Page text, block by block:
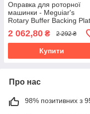
Оправка для роторної
машинки - Meguiar's
Rotary Buffer Backing
(WRSBP)
2 062,80 ₴ 2 292 ₴
Купити
Про нас
98% позитивних з 95